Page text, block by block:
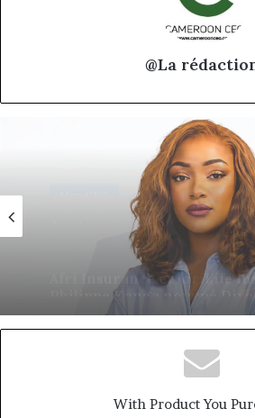
@La
Eva Mballa, la journaliste-
qui veut donner aux médias
nouvelle saison
With Product You